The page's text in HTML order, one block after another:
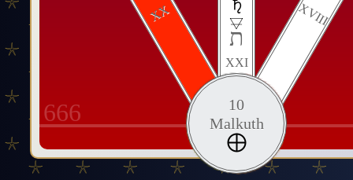
666
XVIII
XX
ת
XXI
10
Malkuth